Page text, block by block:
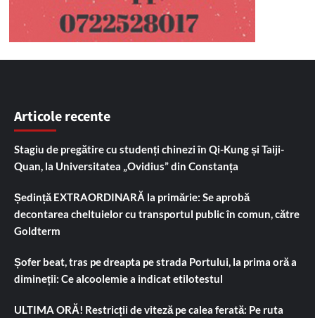
Articole recente
Stagiu de pregătire cu studenți chinezi în Qi-Kung și Taiji-
Quan, la Universitatea „Ovidius” din Constanța
Ședință EXTRAORDINARĂ la primărie: Se aprobă
decontarea cheltuielor cu transportul public în comun, către
Goldterm
Șofer beat, tras pe dreapta pe strada Portului, la prima oră a
dimineții: Ce alcoolemie a indicat etilotestul
ULTIMA ORĂ! Restricții de viteză pe calea ferată: Pe ruta